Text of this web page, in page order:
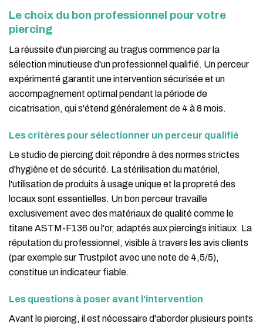
Le choix du bon professionnel pour votre
piercing
La réussite d'un piercing au tragus commence par la
sélection minutieuse d'un professionnel qualifié. Un perceur
expérimenté garantit une intervention sécurisée et un
accompagnement optimal pendant la période de
cicatrisation, qui s'étend généralement de 4 à 8 mois.
Les critères pour sélectionner un perceur qualifié
Le studio de piercing doit répondre à des normes strictes
d'hygiène et de sécurité. La stérilisation du matériel,
l'utilisation de produits à usage unique et la propreté des
locaux sont essentielles. Un bon perceur travaille
exclusivement avec des matériaux de qualité comme le
titane ASTM-F136 ou l'or, adaptés aux piercings initiaux. La
réputation du professionnel, visible à travers les avis clients
(par exemple sur Trustpilot avec une note de 4,5/5),
constitue un indicateur fiable.
Les questions à poser avant l'intervention
Avant le piercing, il est nécessaire d'aborder plusieurs points